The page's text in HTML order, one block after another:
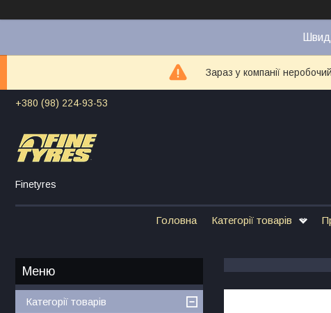
Зараз у компанії
+380 (98) 224-93-53
Finetyres
Головна Категорії товарів
Категорії товарів